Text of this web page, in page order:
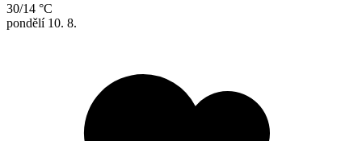
30/14 °C
pondělí 10. 8.